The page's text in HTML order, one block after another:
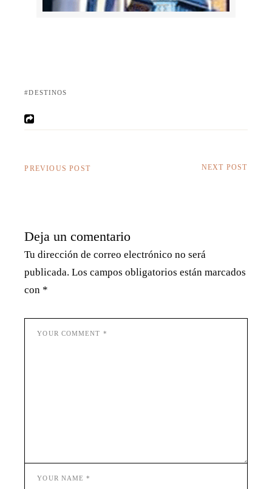
DESTINOS
PREVIOUS POST NEXT POST
Deja un comentario
Tu dirección de correo electrónico no será
publicada. Los campos obligatorios están marcados
con *